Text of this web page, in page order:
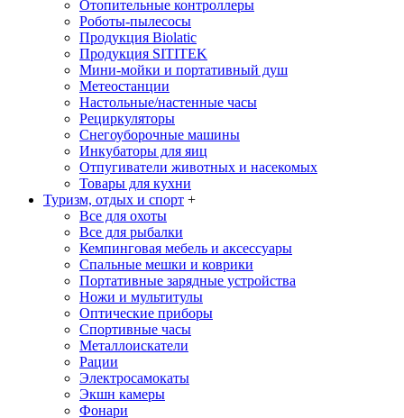
Отопительные контроллеры
Роботы-пылесосы
Продукция Biolatic
Продукция SITITEK
Мини-мойки и портативный душ
Метеостанции
Настольные/настенные часы
Рециркуляторы
Снегоуборочные машины
Инкубаторы для яиц
Отпугиватели животных и насекомых
Товары для кухни
Туризм, отдых и спорт +
Все для охоты
Все для рыбалки
Кемпинговая мебель и аксессуары
Спальные мешки и коврики
Портативные зарядные устройства
Ножи и мультитулы
Оптические приборы
Спортивные часы
Металлоискатели
Рации
Электросамокаты
Экшн камеры
Фонари